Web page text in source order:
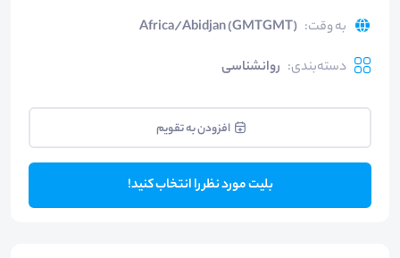
به وقت:
Africa/Abidjan (GMTGMT)
دسته‌بندی: روانشناسی
افزودن به تقویم
بلیت مورد نظر را انتخاب کنید!